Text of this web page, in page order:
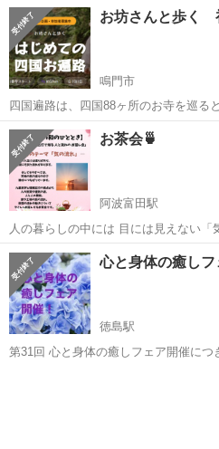
お坊さんと歩く
鳴門市
四国遍路は、四国88ヶ所のお寺を巡る
1250キロ。今回は、1番のお寺から10
を2泊3日で歩きます。 工程 5/7(木) 徳島県一番寺 霊山寺9：00集
合 ５番寺...
徳島 鳴門市 その他
お茶会🍵
阿波富田駅
人の暮らしの中には 目には見えない「気の
は巡りがあり、 季節が移り変わるよう
す。 九星気学や陰陽五行では 人の気質や運気の波、 人と人との関
係、 家や土地の気の巡りな...
徳島 徳島市 阿波富田駅
心と身体の癒しフ
徳島駅
第31回 心と身体の癒しフェア開催につき、出展